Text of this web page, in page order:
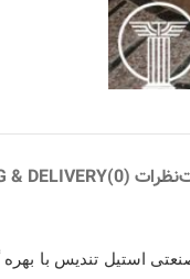
نظرات (0) & DELIVERY
استیل تندیس با